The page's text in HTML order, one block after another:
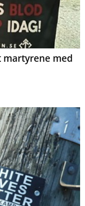
martyrene med